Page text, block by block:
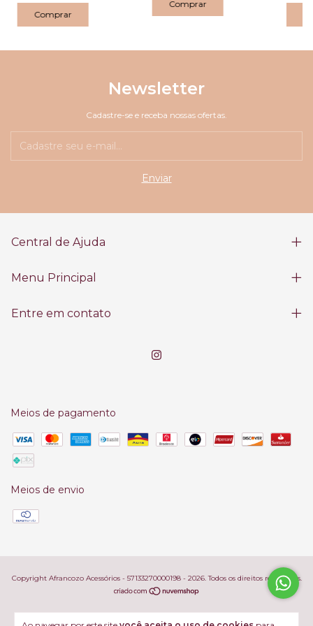
Newsletter
Cadastre-se e receba nossas ofertas.
Central de Ajuda
Menu Principal
Entre em contato
Meios de pagamento
Meios de envio
Copyright Afrancozo Acessórios - 57133270000198 - 2026. Todos os direitos reservados.